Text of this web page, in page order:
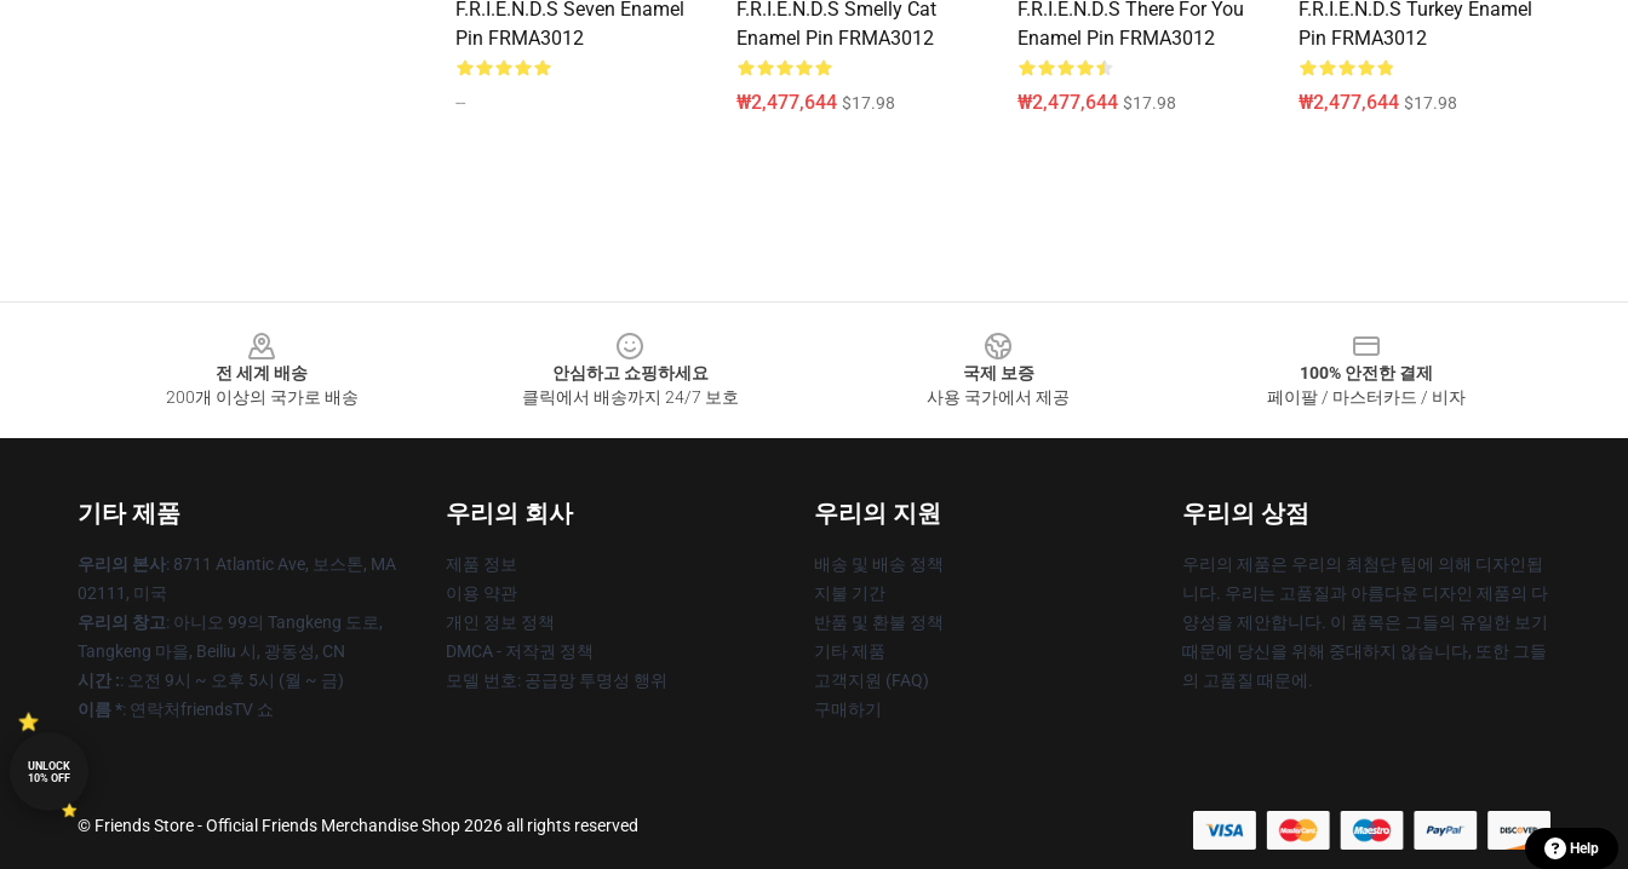
F.R.I.E.N.D.S Seven Enamel
Pin FRMA3012
--
F.R.I.E.N.D.S Smelly Cat
Enamel Pin FRMA3012
₩2,477,644 $17.98
F.R.I.E.N.D.S There For You
Enamel Pin FRMA3012
₩2,477,644 $17.98
F.R.I.E.N.D.S Turkey Enamel
Pin FRMA3012
₩2,477,644 $17.98
전 세계 배송
200개 이상의 국가로 배송
안심하고 쇼핑하세요
클릭에서 배송까지 24/7 보호
국제 보증
사용 국가에서 제공
100% 안전한 결제
페이팔 / 마스터카드 / 비자
기타 제품
우리의 본사: 8711 Atlantic Ave, 보스톤, MA
02111, 미국
우리의 창고: 아니오 99의 Tangkeng 도로,
Tangkeng 마을, Beiliu 시, 광동성, CN
시간 :: 오전 9시 ~ 오후 5시 (월 ~ 금)
이름 *: 연락처friendsTV 쇼
우리의 회사
제품 정보
이용 약관
개인 정보 정책
DMCA - 저작권 정책
모델 번호: 공급망 투명성 행위
우리의 지원
배송 및 배송 정책
지불 기간
반품 및 환불 정책
기타 제품
고객지원 (FAQ)
구매하기
우리의 상점
우리의 제품은 우리의 최첨단 팀에 의해 디자인됩
니다. 우리는 고품질과 아름다운 디자인 제품의 다
양성을 제안합니다. 이 품목은 그들의 유일한 보기
때문에 당신을 위해 중대하지 않습니다, 또한 그들
의 고품질 때문에.
© Friends Store - Official Friends Merchandise Shop 2026 all rights reserved
UNLOCK
10% OFF
Help